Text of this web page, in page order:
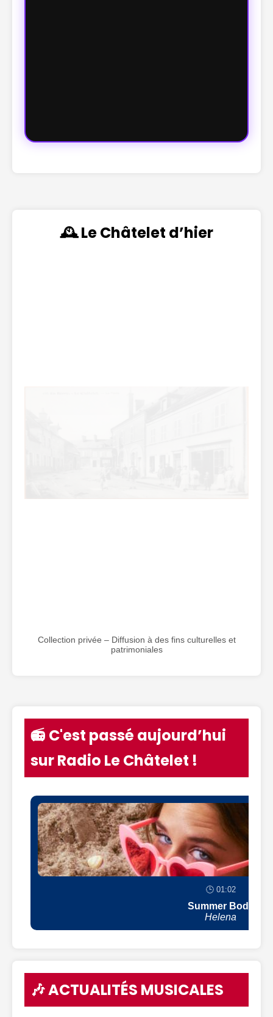
🕰️ Le Châtelet d’hier
Collection privée – Diffusion à des fins culturelles et
patrimoniales
📻 C'est passé aujourd’hui
sur Radio Le Châtelet !
🕒 01:02
Summer Body
Helena
🎶 ACTUALITÉS MUSICALES